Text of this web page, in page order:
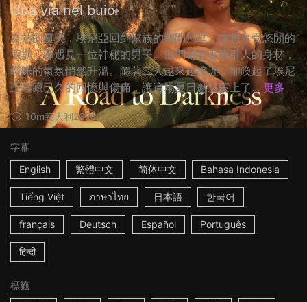
Una via nel buio
炎熱的夏天，埃尼亞回到家族的鄉間別墅，本想享受悠閒的
假期，卻遇見一位神秘的男子。他們都有著吸引人的身材，
曖昧的氣氛悄然升溫。隨著二人越來越接近，卻喚起了埃尼
亞埋藏已久的回憶與傷痛，讓這場夏日邂逅蒙上了... 更多
10m義大利2023
字幕
English
繁體中文 简体中文 Bahasa Indonesia
Tiếng Việt ภาษาไทย 日本語 한국어
français Deutsch Español Português
हिन्दी
標籤